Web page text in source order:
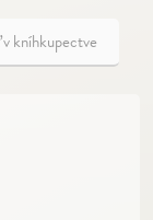
kníhkupectve